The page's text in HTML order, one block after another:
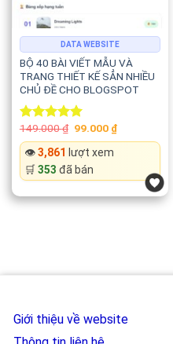
DATA WEBSITE
BỘ 40 BÀI VIẾT MẪU VÀ
TRANG THIẾT KẾ SẲN NHIỀU
CHỦ ĐỀ CHO BLOGSPOT
Rated5.00
out of 5
149.000₫ Original
was:
149.000 ₫.
99.000 ₫Current
price
👁️3,861 lượt xem
🛒 353 đã bán
MARKETING & QUẢNG CÁO SEO &
Giới thiệu về website